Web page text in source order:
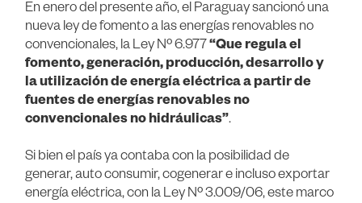
En enero del presente año, el Paraguay sancionó una
nueva ley de fomento a las energías renovables no
convencionales, la Ley Nº 6.977“Que regula el
fomento, generación, producción, desarrollo y
la utilización de energía eléctrica a partir de
fuentes de energías renovables no
convencionales no hidráulicas”.
Si bien el país ya contaba con la posibilidad de
generar, auto consumir, cogenerar e incluso exportar
energía eléctrica, con la Ley Nº 3.009/06, este marco